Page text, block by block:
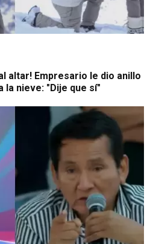
altar! Empresario le dio anillo
la nieve: "Dije que sí"